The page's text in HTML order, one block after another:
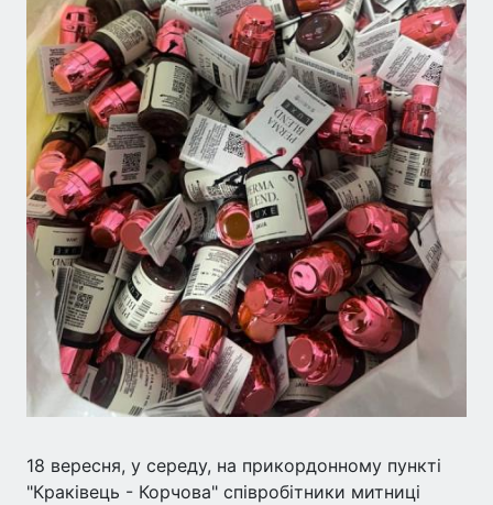
18 вересня, у середу, на прикордонному пункті
"Краківець - Корчова" співробітники митниці